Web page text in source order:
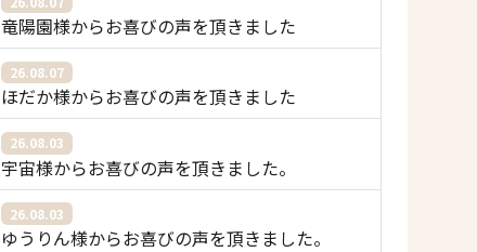
竜陽園様からお喜びの声を頂きました
26.08.07
ほだか様からお喜びの声を頂きました
26.08.03
宇宙様からお喜びの声を頂きました。
26.08.03
ゆうりん様からお喜びの声を頂きました。